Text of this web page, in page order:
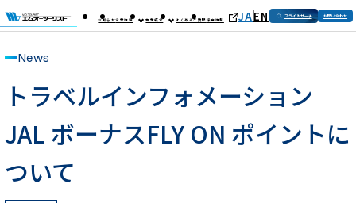
お知らせ企業情報 事業紹介 よくあるご質問採用情報 JAEN フライトサーチ お問い合わせ
News
トラベルインフォメーション
JAL ボーナスFLY ON ポイントに
ついて